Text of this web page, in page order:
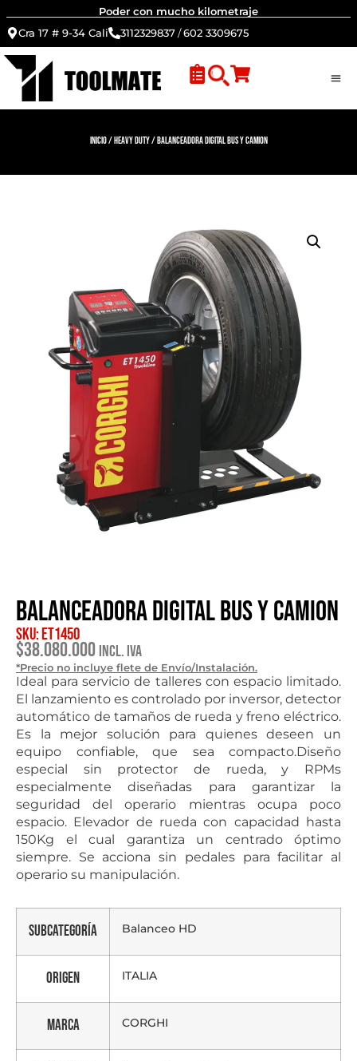
Poder con mucho kilometraje
Cra 17 # 9-34 Cali
3112329837/602 3309675
Inicio/ Heavy Duty/ Balanceadora digital bus y camion
Balanceadora digital bus y camion
SKU: ET1450
$38.080.000 Incl. IVA
*Precio no incluye flete de Envío/Instalación.
Ideal para servicio de talleres con espacio limitado.
El lanzamiento es controlado por inversor, detector
automático de tamaños de rueda y freno eléctrico.
Es la mejor solución para quienes deseen un
equipo confiable, que sea compacto.Diseño
especial sin protector de rueda, y RPMs
especialmente diseñadas para garantizar la
seguridad del operario mientras ocupa poco
espacio. Elevador de rueda con capacidad hasta
150Kg el cual garantiza un centrado óptimo
siempre. Se acciona sin pedales para facilitar al
operario su manipulación.
Subcategoría Balanceo HD
Origen ITALIA
Marca CORGHI